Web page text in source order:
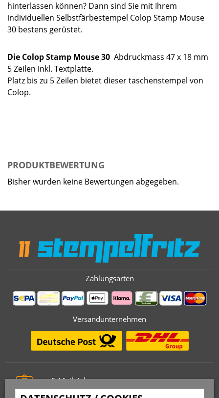
hinterlassen können? Dann sind Sie mit Ihrem
individuellen Selbstfärbestempel Colop Stamp Mouse
30 bestens gerüstet.
Die Colop Stamp Mouse 30 Abdruckmass 47 x 18 mm
5 Zeilen inkl. Textplatte.
Platz bis zu 5 Zeilen bietet dieser taschenstempel von
Colop.
PRODUKTBEWERTUNG
Bisher wurden keine Bewertungen abgegeben.
Zahlungsarten
Versandunternehmen
E-Mail-Adresse
info@stempelfritz.de